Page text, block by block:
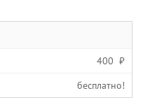
400 ₽
бесплатно!